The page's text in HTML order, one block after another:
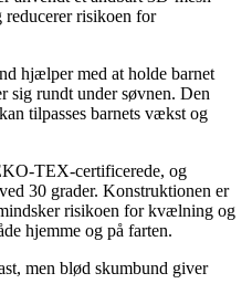
reducerer risikoen for
hjælper med at holde barnet
sig rundt under søvnen. Den
tilpasses barnets vækst og
TEX-certificerede, og
30 grader. Konstruktionen er
risikoen for kvælning og
hjemme og på farten.
men blød skumbund giver